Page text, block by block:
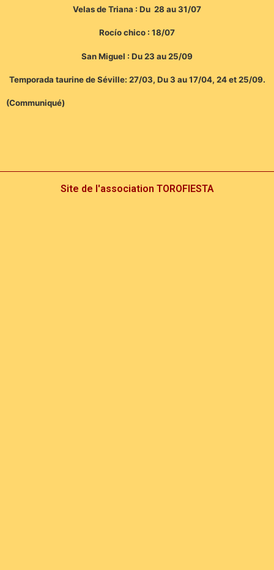
Velas de Triana : Du 28 au 31/07
Rocío chico : 18/07
San Miguel : Du 23 au 25/09
Temporada taurine de Séville: 27/03, Du 3 au 17/04, 24 et 25/09.
(Communiqué)
Site de l'association TOROFIESTA